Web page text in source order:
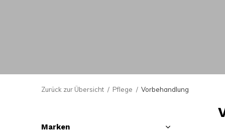
Zurück zur Übersicht Pflege Vorbehandlung
Marken